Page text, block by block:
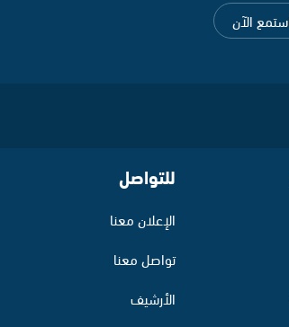
الآن
للتواصل
الإعلان معنا
تواصل معنا
الأرشيف